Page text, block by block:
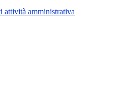
attività amministrativa